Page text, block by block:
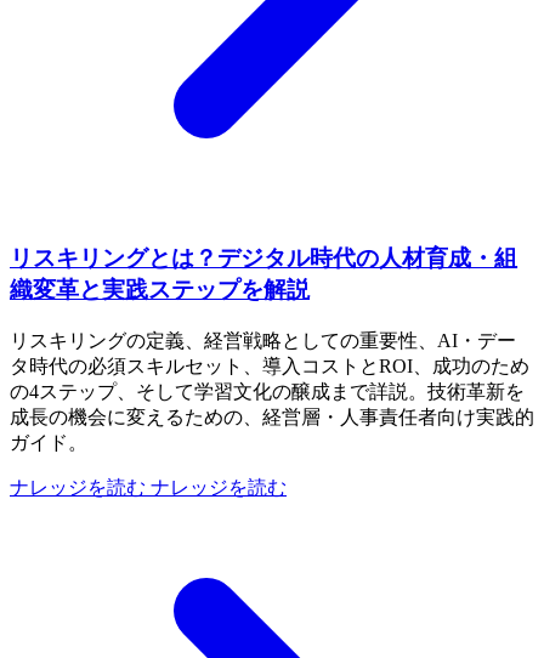
リスキリングとは？デジタル時代の人材育成・組
織変革と実践ステップを解説
リスキリングの定義、経営戦略としての重要性、AI・デー
タ時代の必須スキルセット、導入コストとROI、成功のため
の4ステップ、そして学習文化の醸成まで詳説。技術革新を
成長の機会に変えるための、経営層・人事責任者向け実践的
ガイド。
ナレッジを読む ナレッジを読む